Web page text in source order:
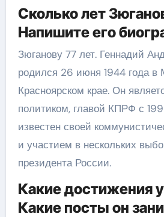
Сколько лет
Напишите его
Зюганову 77 лет. Геннадий
родился 26 июня 1944 года в
Красноярском крае. Он
политиком, главой КПРФ с
известен своей
и участием в нескольких
президента России.
Какие достижения
Какие посты он